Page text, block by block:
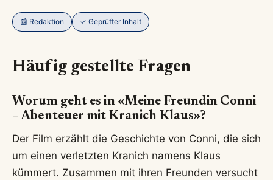
📰 Redaktion ✓ Geprüfter Inhalt
Häufig gestellte Fragen
Worum geht es in «Meine Freundin Conni
– Abenteuer mit Kranich Klaus»?
Der Film erzählt die Geschichte von Conni, die sich
um einen verletzten Kranich namens Klaus
kümmert. Zusammen mit ihren Freunden versucht